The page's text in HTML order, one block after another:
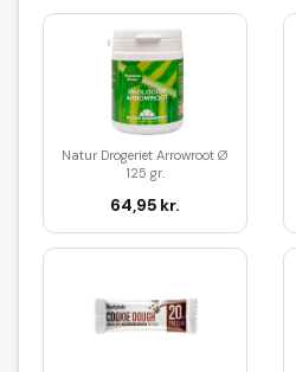
Natur Drogeriet Arrowroot Ø
125 gr.
64,95 kr.